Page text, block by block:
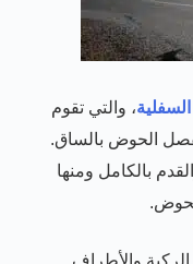
، والتي تقوم
الحوض بالساق.
بالكامل ومنها
والأطراف